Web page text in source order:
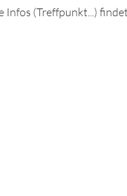
Infos (Treffpunkt...)